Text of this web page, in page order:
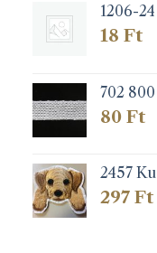
1206-
18 Ft
702
80 Ft
2457
297 Ft